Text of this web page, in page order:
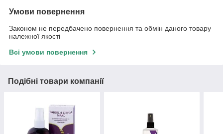
Умови повернення
Законом не передбачено повернення та обмін даного товару
належної якості
Всі умови повернення
Подібні товари компанії